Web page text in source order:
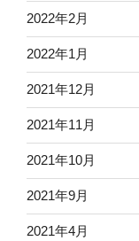
2022年2月
2022年1月
2021年12月
2021年11月
2021年10月
2021年9月
2021年4月